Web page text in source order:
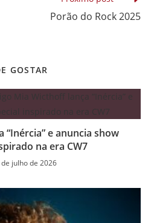
Porão do Rock 2025
GOSTAR
“Inércia” e anuncia show
na era CW7
julho de 2026